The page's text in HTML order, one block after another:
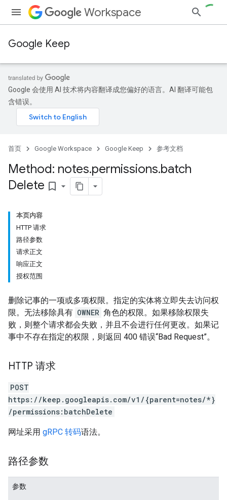
Workspace
Google Keep
Google 会使用 AI 技术将内容翻译成您偏好的语言。AI 翻译可能包
含错误。
首页 Google Workspace Google Keep 参考文档
Method: notes.permissions.batch
Delete bookmark_border
本页内容
HTTP 请求
路径参数
请求正文
响应正文
授权范围
删除记事的一项或多项权限。指定的实体将立即失去访问权
限。无法移除具有 OWNER 角色的权限。如果移除权限失
败，则整个请求都会失败，并且不会进行任何更改。如果记
事中不存在指定的权限，则返回 400 错误“Bad Request”。
HTTP 请求
POST
https://keep.googleapis.com/v1/{parent=notes/*}
/permissions:batchDelete
网址采用 gRPC 转码语法。
路径参数
参数